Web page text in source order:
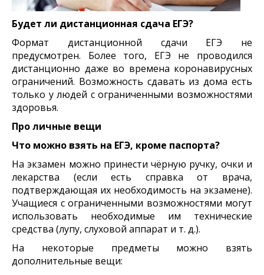
Будет ли дистанционная сдача ЕГЭ?
Формат дистанционной сдачи ЕГЭ не
предусмотрен. Более того, ЕГЭ не проводился
дистанционно даже во времена коронавирусных
ограничений. Возможность сдавать из дома есть
только у людей с ограниченными возможностями
здоровья.
Про личные вещи
Что можно взять на ЕГЭ, кроме паспорта?
На экзамен можно принести чёрную ручку, очки и
лекарства (если есть справка от врача,
подтверждающая их необходимость на экзамене).
Учащиеся с ограниченными возможностями могут
использовать необходимые им технические
средства (лупу, слуховой аппарат и т. д.).
На некоторые предметы можно взять
дополнительные вещи: